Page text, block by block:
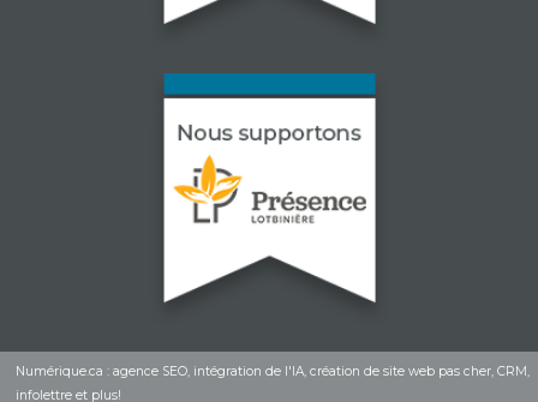
Numérique.ca :agence SEO, intégration de l'IA,création de site web pas cher,CRM,
infolettre et plus!